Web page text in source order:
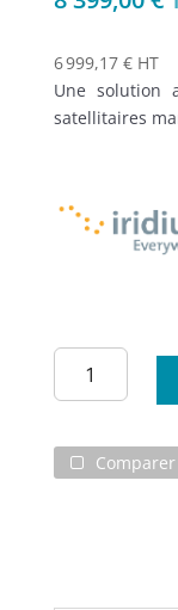
6 999,17 € HT
Une solution
satellitaires
quantité
Certus®
ThalesComparer